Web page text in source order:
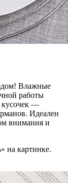
Влажные
работы
кусочек —
Идеален
внимания и
на картинке.